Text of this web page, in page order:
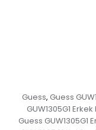
Guess, Guess
GUW1305G1 Erkek
Guess GUW1305G1